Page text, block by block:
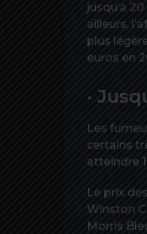
jusqu’à
ailleurs,
plus
euros en
·
Les
certains
atteindre
Le prix
Winston
Morris